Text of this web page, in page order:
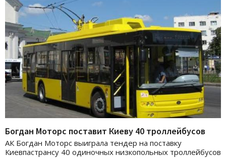
Богдан Моторс поставит Киеву 40 троллейбусов
АК Богдан Моторс выиграла тендер на поставку
Киевпастрансу 40 одиночных низкопольных троллейбусов